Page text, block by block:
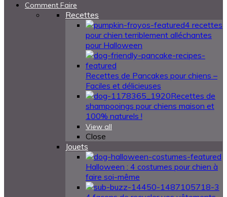
Comment Faire
Recettes
4 recettes
pour chien terriblement alléchantes
pour Halloween
Recettes de Pancakes pour chiens –
Faciles et délicieuses
Recettes de
shampooings pour chiens maison et
100% naturels !
View all
Close
Jouets
Halloween : 4 costumes pour chien à
faire soi-même